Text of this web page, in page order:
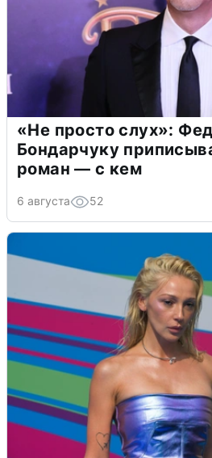
«Не просто слух»:
Бондарчуку
роман — с кем
6 августа 52